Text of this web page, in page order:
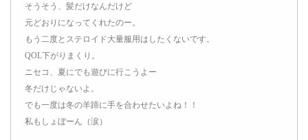
そうそう、髪だけなんだけど
元どおりになってくれたのー。
もう二度とステロイド大量服用はしたくないです。
QOL下がりまくり。
ニセコ、夏にでも遊びに行こうよー
冬だけじゃないよ。
でも一度は冬の羊蹄に手を合わせたいよね！！
私もしょぼーん（涙）